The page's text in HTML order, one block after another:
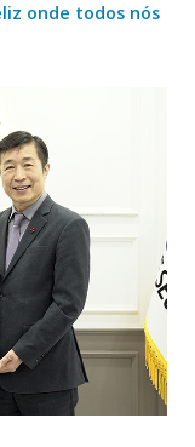
onde todos nós